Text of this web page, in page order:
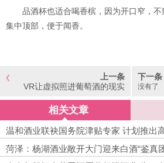
品酒杯也适合喝香槟，因为开口窄，不
集中顶部，便于闻香。
上一条
VR让虚拟照进葡萄酒的现实
下一条
没有了
相关文章
温和酒业联袂国务院津贴专家 计划推出
菏泽：杨湖酒业敞开大门迎来白酒“鉴真